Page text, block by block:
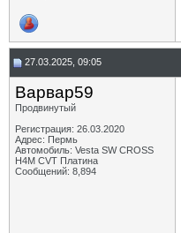
27.03.2025, 09:05
Варвар59
Продвинутый
Регистрация: 26.03.2020
Адрес: Пермь
Автомобиль: Vesta SW CROSS
H4M CVT Платина
Сообщений: 8,894